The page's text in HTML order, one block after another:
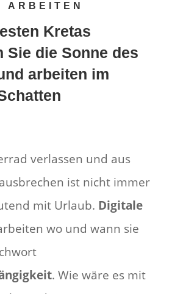
ARBEITEN
Kretas
Sie die Sonne des
arbeiten im
verlassen und aus
ist nicht immer
mit Urlaub. Digitale
wo und wann sie
. Wie wäre es mit